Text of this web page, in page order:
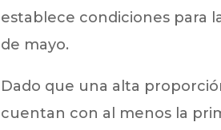
establece condiciones para
de mayo.
Dado que una alta
cuentan con al menos la